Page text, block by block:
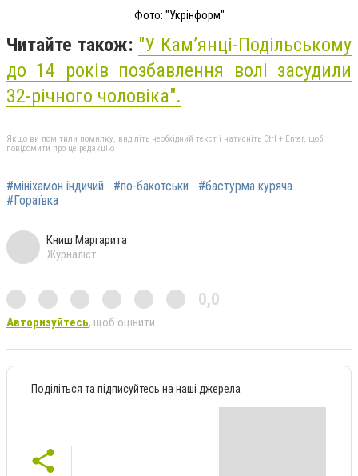
Фото: "Укрінформ"
Читайте також: "У Кам’янці-Подільському
до 14 років позбавлення волі засудили
32-річного чоловіка".
Якщо ви помітили помилку, виділіть необхідний текст і натисніть Ctrl + Enter, щоб
повідомити про це редакцію
#мініхамон індичий #по-бакотськи
#бастурма куряча
#Гораївка
Книш Маргарита
Журналіст
0,0
Авторизуйтесь, щоб оцінити
Поділіться та підписуйтесь на наші джерела